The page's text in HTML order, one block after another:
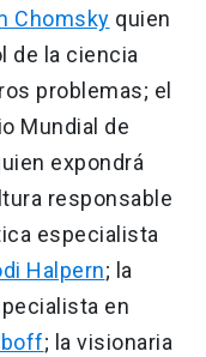
Chomsky quien
de la ciencia
problemas; el
Mundial de
expondrá
responsable
especialista
Halpern; la
en
; la visionaria